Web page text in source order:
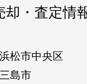
・査定情
浜松市中央区
三島市